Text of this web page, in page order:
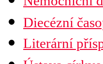
Diecézní
Předplatné
Literární